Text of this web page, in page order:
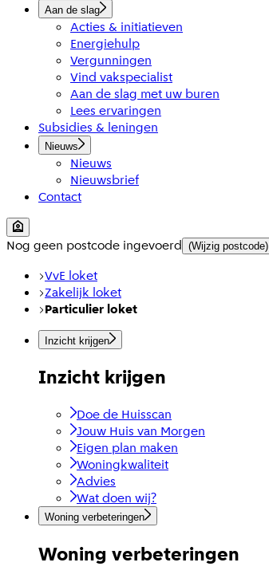
Aan de slag
Acties & initiatieven
Energiehulp
Vergunningen
Vind vakspecialist
Aan de slag met uw buren
Lees ervaringen
Subsidies & leningen
Nieuws
Nieuws
Nieuwsbrief
Contact
Nog geen postcode ingevoerd (Wijzig postcode)
VvE loket
Zakelijk loket
Particulier loket
Inzicht krijgen
Inzicht krijgen
Doe de Huisscan
Jouw Huis van Morgen
Eigen plan maken
Woningkwaliteit
Advies
Wat doen wij?
Woning verbeteringen
Woning verbeteringen